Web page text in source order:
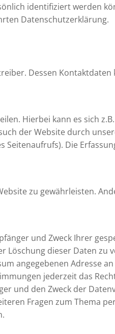
identifiziert werden
Datenschutzerklärung.
Dessen
Hierbei kann es sich
der Website durch
Die
zu gewährleisten.
und Zweck Ihrer
dieser Daten zu
angegebenen Adresse
jederzeit das
und den Zweck der
Fragen zum Thema